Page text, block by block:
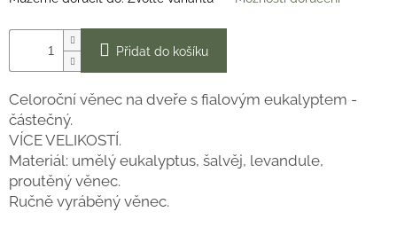
Přidat do košíku
Celoroční věnec na dveře s fialovým eukalyptem -
částečný.
VÍCE VELIKOSTÍ.
Materiál: umělý eukalyptus, šalvěj, levandule,
proutěný věnec.
Ručně vyráběný věnec.